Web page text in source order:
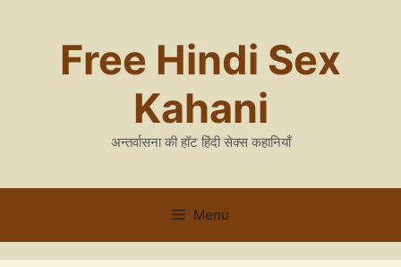
Free Hindi Sex
Kahani
अन्तर्वासना की हॉट हिंदी सेक्स कहानियाँ
Menu